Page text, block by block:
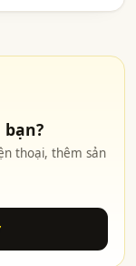
thoại, thêm sản